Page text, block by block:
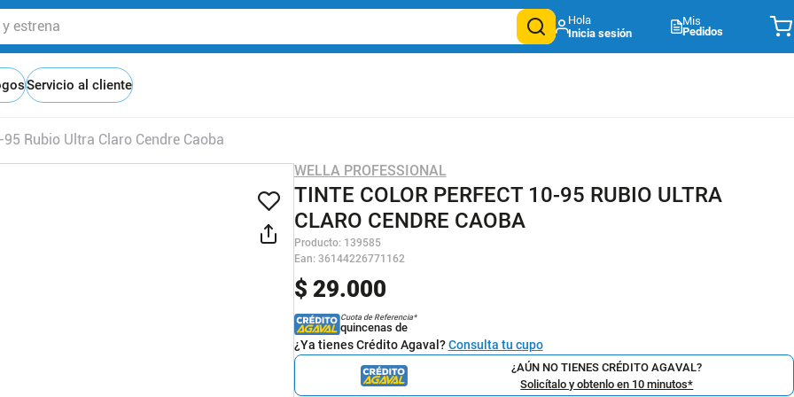
Mis
Pedidos
Servicio al cliente
Rubio Ultra Claro Cendre Caoba
WELLA PROFESSIONAL
TINTE COLOR PERFECT 10-95 RUBIO ULTRA
CLARO CENDRE CAOBA
Producto: 139585
Ean: 36144226771162
$ 29.000
Cuota de Referencia*
quincenas de
¿Ya tienes Crédito Agaval?Consulta tu cupo
¿AÚN NO TIENES CRÉDITO AGAVAL?
Solicítalo y obtenlo en 10 minutos*